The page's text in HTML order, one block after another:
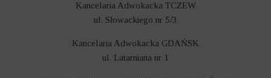
Kancelaria Adwokacka TCZEW
ul. Słowackiego nr 5/3
Kancelaria Adwokacka GDAŃSK
ul. Latarniana nr 1